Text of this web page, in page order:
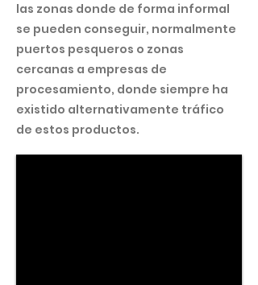
las zonas donde de forma informal
se pueden conseguir, normalmente
puertos pesqueros o zonas
cercanas a empresas de
procesamiento, donde siempre ha
existido alternativamente tráfico
de estos productos.